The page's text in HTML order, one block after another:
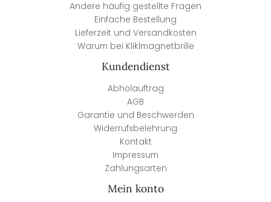
Andere häufig gestellte Fragen
Einfache Bestellung
Lieferzeit und Versandkosten
Warum bei Kliklmagnetbrille
Kundendienst
Abholauftrag
AGB
Garantie und Beschwerden
Widerrufsbelehrung
Kontakt
Impressum
Zahlungsarten
Mein konto